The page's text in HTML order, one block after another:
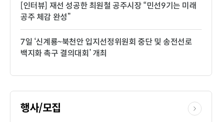
[인터뷰] 재선 성공한 최원철 공주시장 “민선9기는 미래
공주 체감 완성”
7일 ‘신계룡~북천안 입지선정위원회 중단 및 송전선로
백지화 촉구 결의대회’ 개최
행사/모집